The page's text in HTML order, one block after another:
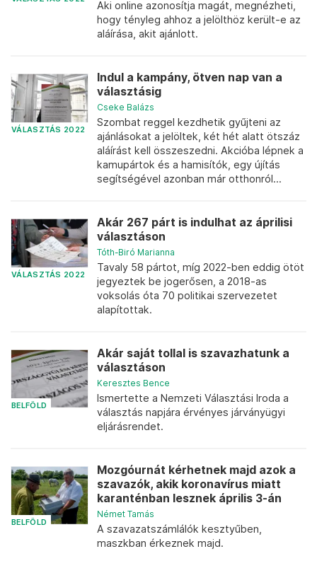
Aki online azonosítja magát, megnézheti,
hogy tényleg ahhoz a jelölthöz került-e az
aláírása, akit ajánlott.
VÁLASZTÁS 2022
Indul a kampány, ötven nap van a
választásig
Cseke Balázs
Szombat reggel kezdhetik gyűjteni az
ajánlásokat a jelöltek, két hét alatt ötszáz
aláírást kell összeszedni. Akcióba lépnek a
kamupártok és a hamisítók, egy újítás
segítségével azonban már otthonról...
VÁLASZTÁS 2022
Akár 267 párt is indulhat az áprilisi
választáson
Tóth-Biró Marianna
Tavaly 58 pártot, míg 2022-ben eddig ötöt
jegyeztek be jogerősen, a 2018-as
voksolás óta 70 politikai szervezetet
alapítottak.
BELFÖLD
Akár saját tollal is szavazhatunk a
választáson
Keresztes Bence
Ismertette a Nemzeti Választási Iroda a
választás napjára érvényes járványügyi
eljárásrendet.
BELFÖLD
Mozgóurnát kérhetnek majd azok a
szavazók, akik koronavírus miatt
karanténban lesznek április 3-án
Német Tamás
A szavazatszámlálók kesztyűben,
maszkban érkeznek majd.